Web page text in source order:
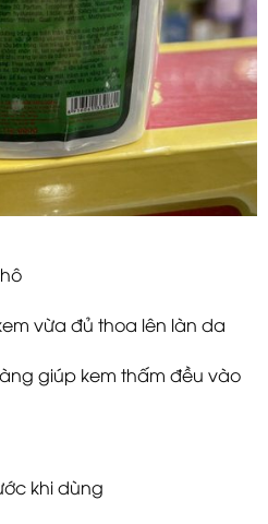
vừa đủ thoa lên làn da
giúp kem thấm đều vào
khi dùng